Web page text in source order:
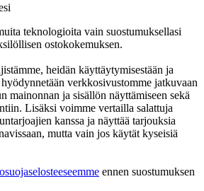
teknologioita vain suostumuksellasi
ostokokemuksen.
heidän käyttäytymisestään ja
verkkosivustomme jatkuvaan
mainonnan ja sisällön näyttämiseen sekä
Lisäksi voimme vertailla salattuja
kanssa ja näyttää tarjouksia
mutta vain jos käytät kyseisiä
ennen suostumuksen